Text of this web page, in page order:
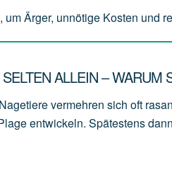
Ärger, unnötige Kosten und
ALLEIN – WARUM
vermehren sich oft
entwickeln. Spätestens